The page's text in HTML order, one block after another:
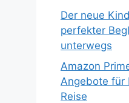
Der neue
perfekter
unterwegs
Amazon
Angebote für
Reise